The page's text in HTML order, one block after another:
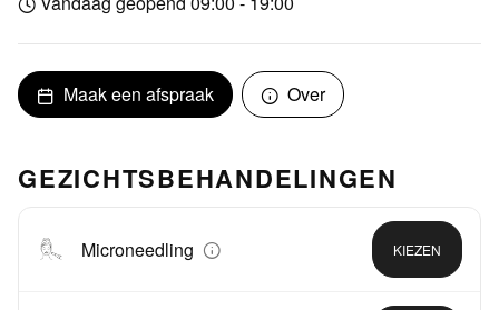
Maak een afspraak Over
GEZICHTSBEHANDELINGEN
Microneedling KIEZEN